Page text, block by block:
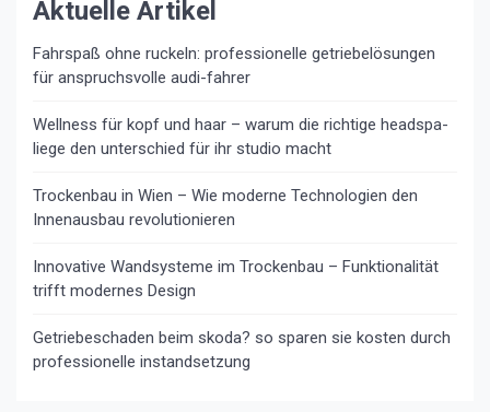
Aktuelle Artikel
Fahrspaß ohne ruckeln: professionelle getriebelösungen
für anspruchsvolle audi-fahrer
Wellness für kopf und haar – warum die richtige headspa-
liege den unterschied für ihr studio macht
Trockenbau in Wien – Wie moderne Technologien den
Innenausbau revolutionieren
Innovative Wandsysteme im Trockenbau – Funktionalität
trifft modernes Design
Getriebeschaden beim skoda? so sparen sie kosten durch
professionelle instandsetzung